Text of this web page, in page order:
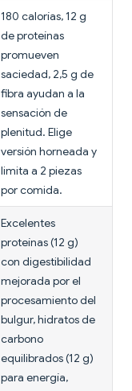
180 calorías, 12 g
de proteínas
promueven
saciedad, 2,5 g de
fibra ayudan a la
sensación de
plenitud. Elige
versión horneada y
limita a 2 piezas
por comida.
Excelentes
proteínas (12 g)
con digestibilidad
mejorada por el
procesamiento del
bulgur, hidratos de
carbono
equilibrados (12 g)
para energía,